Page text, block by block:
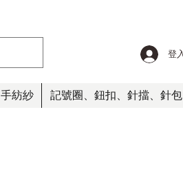
手紡紗 記號圈、鈕扣、針擋、針包